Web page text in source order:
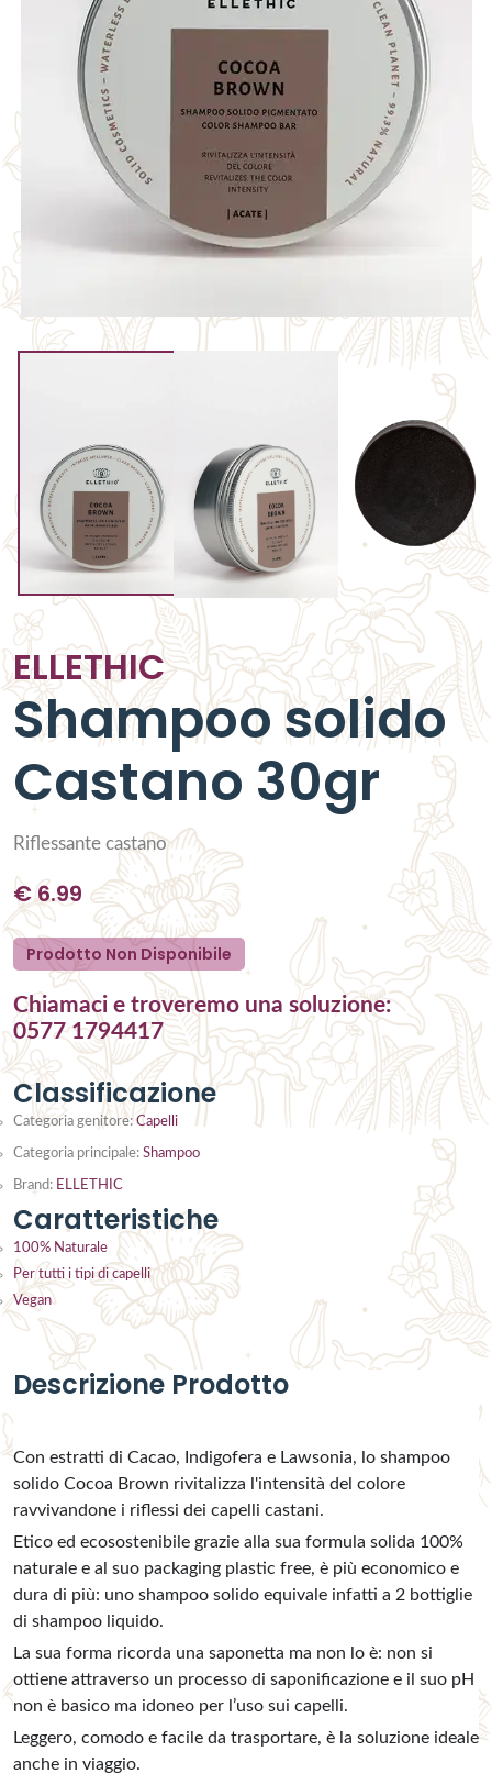
ELLETHIC
Shampoo solido
Castano 30gr
Riflessante castano
€6.99
Prodotto Non Disponibile
Chiamaci e troveremo una soluzione:
0577 1794417
Classificazione
Categoria genitore: Capelli
Categoria principale: Shampoo
Brand: ELLETHIC
Caratteristiche
100% Naturale
Per tutti i tipi di capelli
Vegan
Descrizione Prodotto
Con estratti di Cacao, Indigofera e Lawsonia, lo shampoo
solido Cocoa Brown rivitalizza l'intensità del colore
ravvivandone i riflessi dei capelli castani.
Etico ed ecosostenibile grazie alla sua formula solida 100%
naturale e al suo packaging plastic free, è più economico e
dura di più: uno shampoo solido equivale infatti a 2 bottiglie
di shampoo liquido.
La sua forma ricorda una saponetta ma non lo è: non si
ottiene attraverso un processo di saponificazione e il suo pH
non è basico ma idoneo per l’uso sui capelli.
Leggero, comodo e facile da trasportare, è la soluzione ideale
anche in viaggio.